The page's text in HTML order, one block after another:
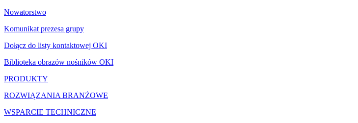
Nowatorstwo
Komunikat prezesa grupy
Dołącz do listy kontaktowej OKI
Biblioteka obrazów nośników OKI
PRODUKTY
ROZWIĄZANIA BRANŻOWE
WSPARCIE TECHNICZNE